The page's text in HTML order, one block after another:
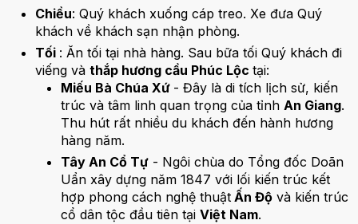
Chiều: Quý khách xuống cáp treo. Xe đưa Quý
khách về khách sạn nhận phòng.
Tối : Ăn tối tại nhà hàng. Sau bữa tối Quý khách đi
viếng và thắp hương cầu Phúc Lộc tại:
Miếu Bà Chúa Xứ - Đây là di tích lịch sử, kiến
trúc và tâm linh quan trọng của tỉnh An Giang.
Thu hút rất nhiều du khách đến hành hương
hàng năm.
Tây An Cổ Tự - Ngôi chùa do Tổng đốc Doãn
Uẩn xây dựng năm 1847 với lối kiến trúc kết
hợp phong cách nghệ thuật Ấn Độ và kiến trúc
cổ dân tộc đầu tiên tại Việt Nam.